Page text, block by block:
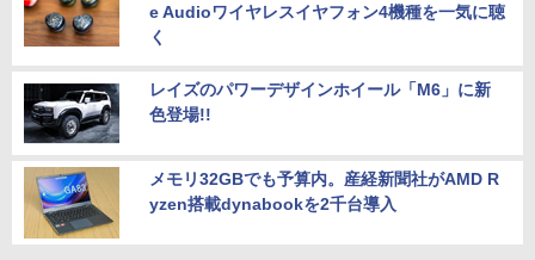
e Audioワイヤレスイヤフォン4機種を一気に聴
く
レイズのパワーデザインホイール「M6」に新
色登場!!
メモリ32GBでも予算内。産経新聞社がAMD R
yzen搭載dynabookを2千台導入